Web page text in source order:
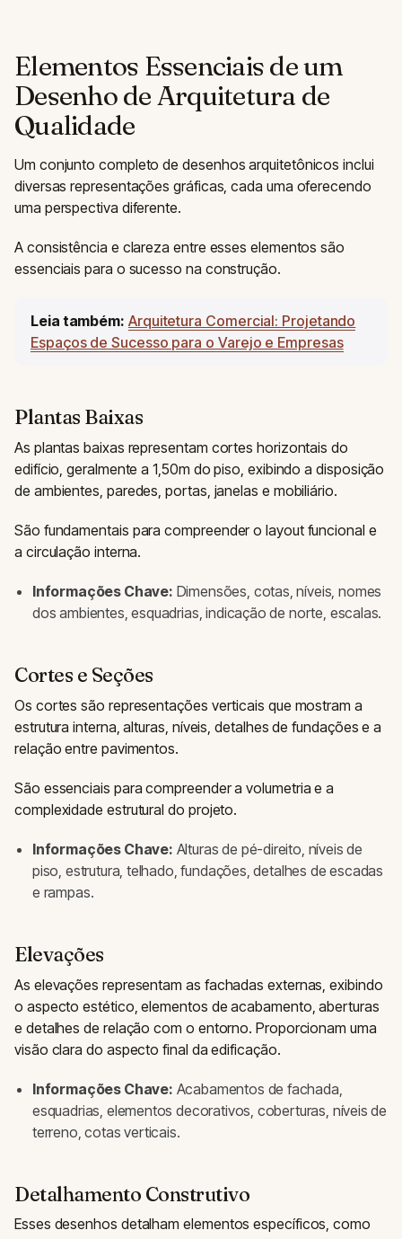
Elementos Essenciais de um
Desenho de Arquitetura de
Qualidade
Um conjunto completo de desenhos arquitetônicos inclui
diversas representações gráficas, cada uma oferecendo
uma perspectiva diferente.
A consistência e clareza entre esses elementos são
essenciais para o sucesso na construção.
Leia também: Arquitetura Comercial: Projetando
Espaços de Sucesso para o Varejo e Empresas
Plantas Baixas
As plantas baixas representam cortes horizontais do
edifício, geralmente a 1,50m do piso, exibindo a disposição
de ambientes, paredes, portas, janelas e mobiliário.
São fundamentais para compreender o layout funcional e
a circulação interna.
Informações Chave: Dimensões, cotas, níveis, nomes
dos ambientes, esquadrias, indicação de norte, escalas.
Cortes e Seções
Os cortes são representações verticais que mostram a
estrutura interna, alturas, níveis, detalhes de fundações e a
relação entre pavimentos.
São essenciais para compreender a volumetria e a
complexidade estrutural do projeto.
Informações Chave: Alturas de pé-direito, níveis de
piso, estrutura, telhado, fundações, detalhes de escadas
e rampas.
Elevações
As elevações representam as fachadas externas, exibindo
o aspecto estético, elementos de acabamento, aberturas
e detalhes de relação com o entorno. Proporcionam uma
visão clara do aspecto final da edificação.
Informações Chave: Acabamentos de fachada,
esquadrias, elementos decorativos, coberturas, níveis de
terreno, cotas verticais.
Detalhamento Construtivo
Esses desenhos detalham elementos específicos, como